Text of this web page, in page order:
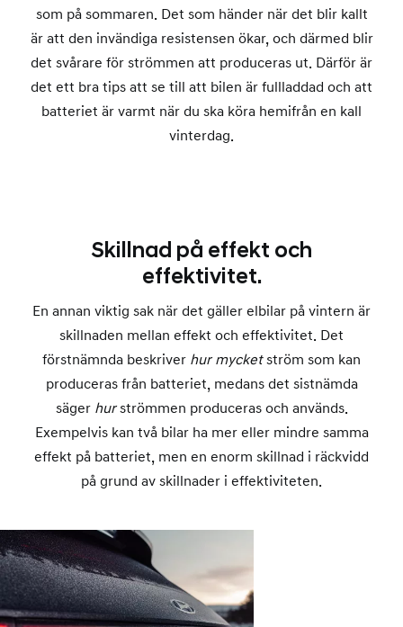
som på sommaren. Det som händer när det blir kallt
är att den invändiga resistensen ökar, och därmed blir
det svårare för strömmen att produceras ut. Därför är
det ett bra tips att se till att bilen är fullladdad och att
batteriet är varmt när du ska köra hemifrån en kall
vinterdag.
Skillnad på effekt och
effektivitet.
En annan viktig sak när det gäller elbilar på vintern är
skillnaden mellan effekt och effektivitet. Det
förstnämnda beskriver hur mycketström som kan
produceras från batteriet, medans det sistnämda
säger hurströmmen produceras och används.
Exempelvis kan två bilar ha mer eller mindre samma
effekt på batteriet, men en enorm skillnad i räckvidd
på grund av skillnader i effektiviteten.